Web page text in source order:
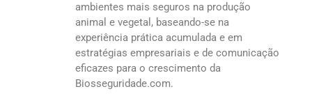
ambientes mais seguros na produção
animal e vegetal, baseando-se na
experiência prática acumulada e em
estratégias empresariais e de comunicação
eficazes para o crescimento da
Biosseguridade.com.